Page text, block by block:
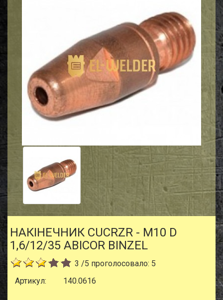
НАКIНЕЧНИК CUCRZR - M10 D
1,6/12/35 ABICOR BINZEL
3 /5 проголосовало: 5
Артикул:
140.0616